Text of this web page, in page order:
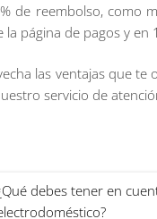
de reembolso, como
la página de pagos y
las ventajas que te
servicio de
debes tener en